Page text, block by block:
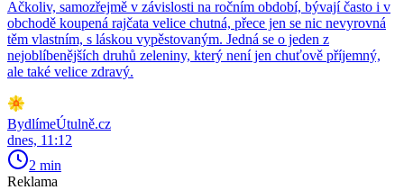
Ačkoliv, samozřejmě v závislosti na ročním období, bývají často i v
obchodě koupená rajčata velice chutná, přece jen se nic nevyrovná
těm vlastním, s láskou vypěstovaným. Jedná se o jeden z
nejoblíbenějších druhů zeleniny, který není jen chuťově příjemný,
ale také velice zdravý.
BydlímeÚtulně.cz
dnes, 11:12
2 min
Reklama